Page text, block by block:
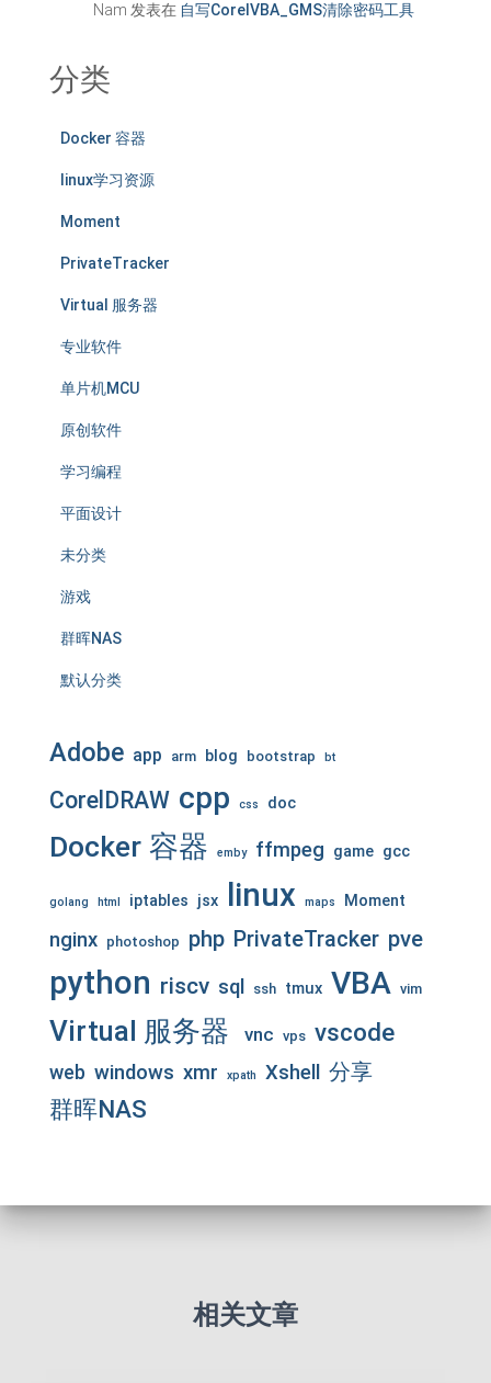
Nam 发表在 自写CorelVBA_GMS清除密码工具
分类
Docker 容器
linux学习资源
Moment
PrivateTracker
Virtual 服务器
专业软件
单片机MCU
原创软件
学习编程
平面设计
未分类
游戏
群晖NAS
默认分类
Adobe app arm blog bootstrap bt
CorelDRAW cpp css doc
Docker 容器 emby ffmpeg game gcc
golang html iptables jsx linux maps Moment
nginx photoshop php PrivateTracker pve
python riscv sql ssh tmux VBA vim
Virtual 服务器 vnc vps vscode
web windows xmr xpath Xshell 分享
群晖NAS
相关文章